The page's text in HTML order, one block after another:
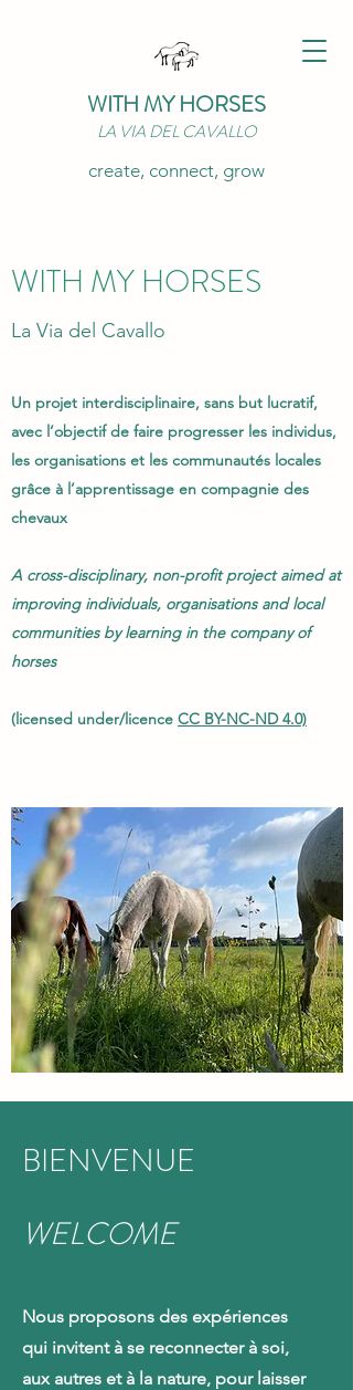
WITH MY HORSES
LA VIA DEL CAVALLO
create, connect, grow
WITH MY HORSES
La Via del Cavallo
Un projet interdisciplinaire, sans but lucratif,
avec l’objectif de faire progresser les individus,
les organisations et les communautés locales
grâce à l’apprentissage en compagnie des
chevaux
A cross-disciplinary, non-profit project aimed at
improving individuals, organisations and local
communities by learning in the company of
horses
(licensed under/licence CC BY-NC-ND 4.0)
BIENVENUE
WELCOME
Nous proposons des expériences
qui invitent à se reconnecter à soi,
aux autres et à la nature, pour laisser